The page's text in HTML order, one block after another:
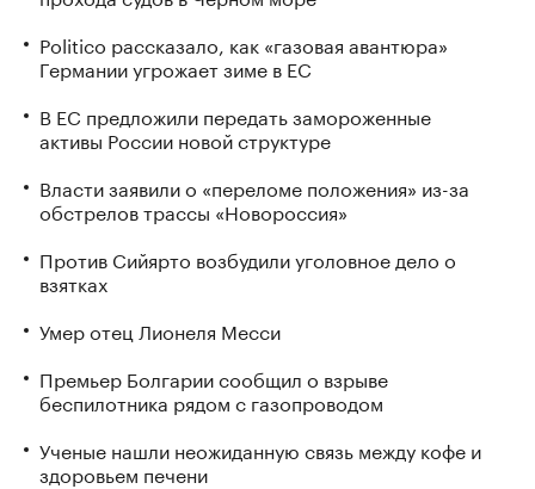
Politico рассказало, как «газовая авантюра»
Германии угрожает зиме в ЕС
В ЕС предложили передать замороженные
активы России новой структуре
Власти заявили о «переломе положения» из-за
обстрелов трассы «Новороссия»
Против Сийярто возбудили уголовное дело о
взятках
Умер отец Лионеля Месси
Премьер Болгарии сообщил о взрыве
беспилотника рядом с газопроводом
Ученые нашли неожиданную связь между кофе и
здоровьем печени